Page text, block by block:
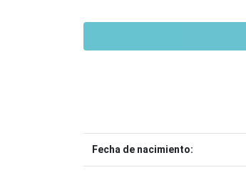
Fecha de nacimiento: